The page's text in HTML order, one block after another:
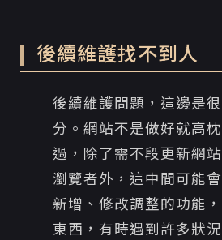
後續維護找不到人
後續維護問題，這邊是
分。網站不是做好就高
過，除了需不段更新網
瀏覽者外，這中間可能
新增、修改調整的功能
東西，有時遇到許多狀